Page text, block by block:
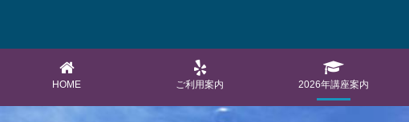
HOME ご利用案内 2026年講座案内